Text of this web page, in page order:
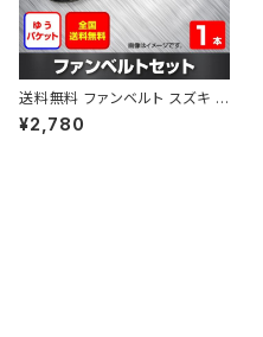
送料無料 ファンベルト スズキ ワ
ゴンR 型式MH34S H24.09～
H29.02 （国内トップメーカー）
¥2,780